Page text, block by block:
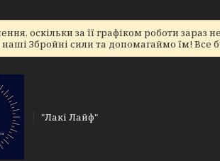
оскільки за її графіком роботи
Збройні сили та допомагаймо їм! Все
"Лакі Лайф"